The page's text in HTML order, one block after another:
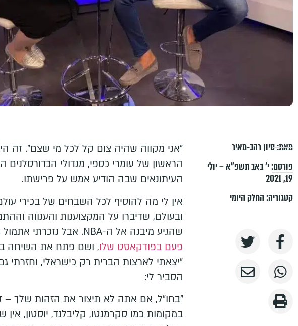
מאת:סיון רהב-מאיר
פורסם:י׳ באב תשפ״א – יולי
19, 2021
קטגוריה:החלק היומי
"אני מקווה שהיה צום קל לכל מי שצם". זה
הראשון של עומרי כספי, מגדולי הכדורסלנים
העיתונאים שבה הודיע אמש על פרישתו.
אין לי מה להוסיף לכל השבחים של בכירי
ובעולם, שדיברו על המקצוענות והענווה
שהגיע מיבנה אל ה-NBA. אבל נזכרתי אתמול שכספי
פעם בפודקאסט שלו, ושם פתח את השיחה
"יצאתי לארצות הברית רק כישראלי, וחזרתי
הסביר לי:
"בחו"ל, אם אתה לא תיצור את הזהות שלך –
במקומות כמו סקרמנטו, קליבלנד, יוסטון, אין